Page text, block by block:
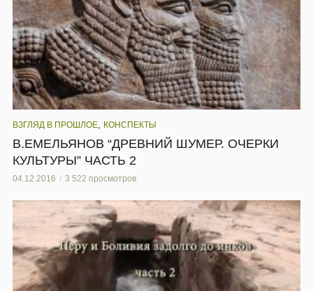
ВЗГЛЯД В ПРОШЛОЕ КОНСПЕКТЫ
В.ЕМЕЛЬЯНОВ “ДРЕВНИЙ ШУМЕР. ОЧЕРКИ
КУЛЬТУРЫ” ЧАСТЬ 2
04.12.2016 3 522 просмотров